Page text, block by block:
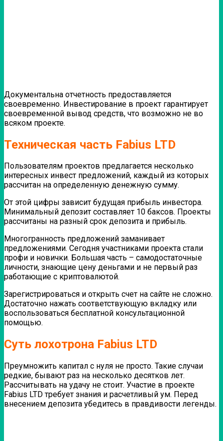
Документальна отчетность предоставляется
своевременно. Инвестирование в проект гарантирует
своевременной вывод средств, что возможно не во
всяком проекте.
Техническая часть Fabius LTD
Пользователям проектов предлагается несколько
интересных инвест предложений, каждый из которых
рассчитан на определенную денежную сумму.
От этой цифры зависит будущая прибыль инвестора.
Минимальный депозит составляет 10 баксов. Проекты
рассчитаны на разный срок депозита и прибыль.
Многогранность предложений заманивает
предложениями. Сегодня участниками проекта стали
профи и новички. Большая часть – самодостаточные
личности, знающие цену деньгами и не первый раз
работающие с криптовалютой.
Зарегистрироваться и открыть счет на сайте не сложно.
Достаточно нажать соответствующую вкладку или
воспользоваться бесплатной консультационной
помощью.
Суть лохотрона Fabius LTD
Преумножить капитал с нуля не просто. Такие случаи
редкие, бывают раз на несколько десятков лет.
Рассчитывать на удачу не стоит. Участие в проекте
Fabius LTD требует знания и расчетливый ум. Перед
внесением депозита убедитесь в правдивости легенды.